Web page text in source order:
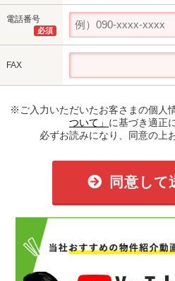
電話番号
必須
FAX
※ご入力いただいたお客さまの個人情
ついて」 に基づき適正
必ずお読みになり、同意の上
同意して